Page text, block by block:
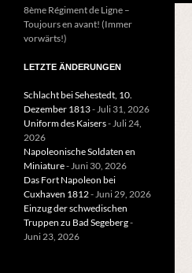
8ème Régiment de Ligne –
Toujours en avant! (Immer
vorwärts!)
LETZTE ÄNDERUNGEN
Schlacht bei Sehestedt, 10.
Dezember 1813- Juli 31, 2026
Uniform des Kaisers- Juli 24,
2026
Napoleonische Soldaten en
Miniature- Juni 30, 2026
Das Fort Napoleon bei
Cuxhaven 1812- Juni 29, 2026
Einzug der schwedischen
Truppen zu Bad Segeberg-
Juni 23, 2026